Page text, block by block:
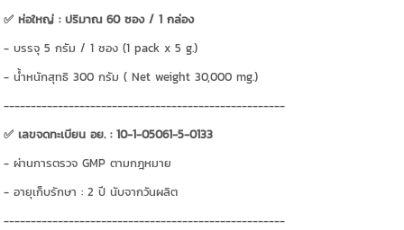
✅ ห่อใหญ่ : ปริมาณ 60 ซอง / 1 กล่อง
- บรรจุ 5 กรัม / 1 ซอง (1 pack x 5 g.)
- น้ำหนักสุทธิ 300 กรัม ( Net weight 30,000 mg.)
----------------------------------------------------
✅ เลขจดทะเบียน อย. : 10-1-05061-5-0133
- ผ่านการตรวจ GMP ตามกฎหมาย
- อายุเก็บรักษา : 2 ปี นับจากวันผลิต
----------------------------------------------------